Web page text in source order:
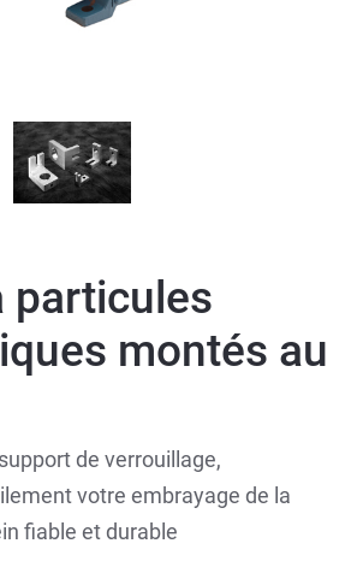
particules
montés au
de verrouillage,
votre embrayage de la
fiable et durable